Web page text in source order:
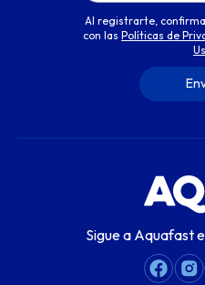
Al registrarte,
con las Políticas de
Sigue a Aquafast